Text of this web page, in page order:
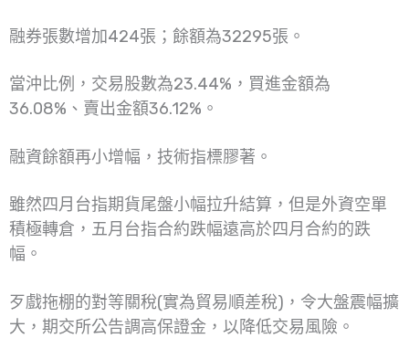
融券張數增加424張；餘額為32295張。
當沖比例，交易股數為23.44%，買進金額為
36.08%、賣出金額36.12%。
融資餘額再小增幅，技術指標膠著。
雖然四月台指期貨尾盤小幅拉升結算，但是外資空單
積極轉倉，五月台指合約跌幅遠高於四月合約的跌
幅。
歹戲拖棚的對等關稅(實為貿易順差稅)，令大盤震幅擴
大，期交所公告調高保證金，以降低交易風險。